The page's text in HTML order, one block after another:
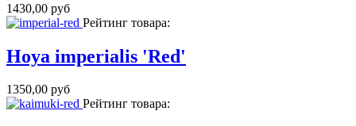
1430,00 руб
Рейтинг товара:
Hoya imperialis 'Red'
1350,00 руб
Рейтинг товара: